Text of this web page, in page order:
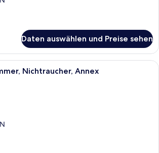
Daten auswählen und Preise sehen
Ein Holzschild mit einer Hausgrafik
Nichtraucher, Annex